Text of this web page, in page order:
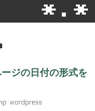
*.*
ジの日付の形式を
wordpress